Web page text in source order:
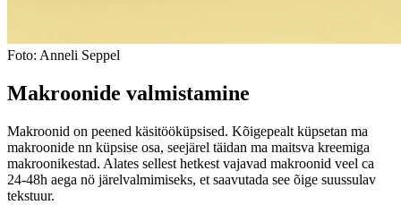
Foto: Anneli Seppel
Makroonide valmistamine
Makroonid on peened käsitööküpsised. Kõigepealt küpsetan ma
makroonide nn küpsise osa, seejärel täidan ma maitsva kreemiga
makroonikestad. Alates sellest hetkest vajavad makroonid veel ca
24-48h aega nö järelvalmimiseks, et saavutada see õige suussulav
tekstuur.